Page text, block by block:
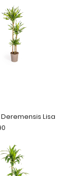
Lisa